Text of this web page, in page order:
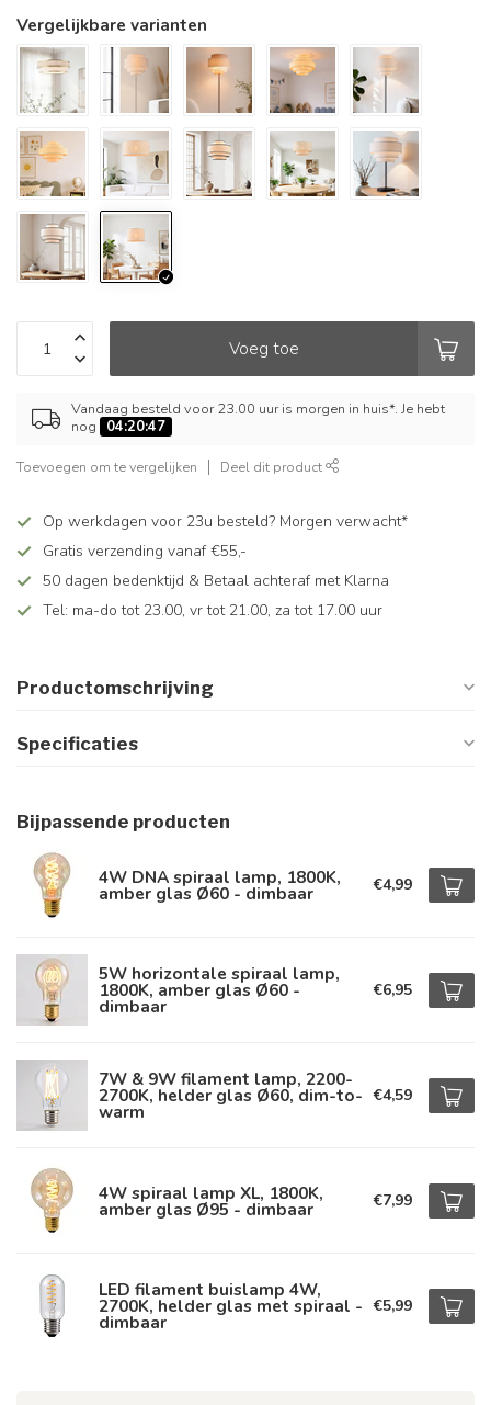
Vergelijkbare varianten
Voeg toe
Vandaag besteld voor 23.00 uur is morgen in huis*. Je hebt
nog
04:20:46
Toevoegen om te vergelijken Deel dit product
Op werkdagen voor 23u besteld? Morgen verwacht*
Gratis verzending vanaf €55,-
50 dagen bedenktijd & Betaal achteraf met Klarna
Tel: ma-do tot 23.00, vr tot 21.00, za tot 17.00 uur
Productomschrijving
Specificaties
Bijpassende producten
4W DNA spiraal lamp, 1800K,
amber glas Ø60 - dimbaar €4,99
5W horizontale spiraal lamp,
1800K, amber glas Ø60 -
dimbaar
€6,95
7W & 9W filament lamp, 2200-
2700K, helder glas Ø60, dim-to-
warm
€4,59
4W spiraal lamp XL, 1800K,
amber glas Ø95 - dimbaar €7,99
LED filament buislamp 4W,
2700K, helder glas met spiraal -
dimbaar
€5,99